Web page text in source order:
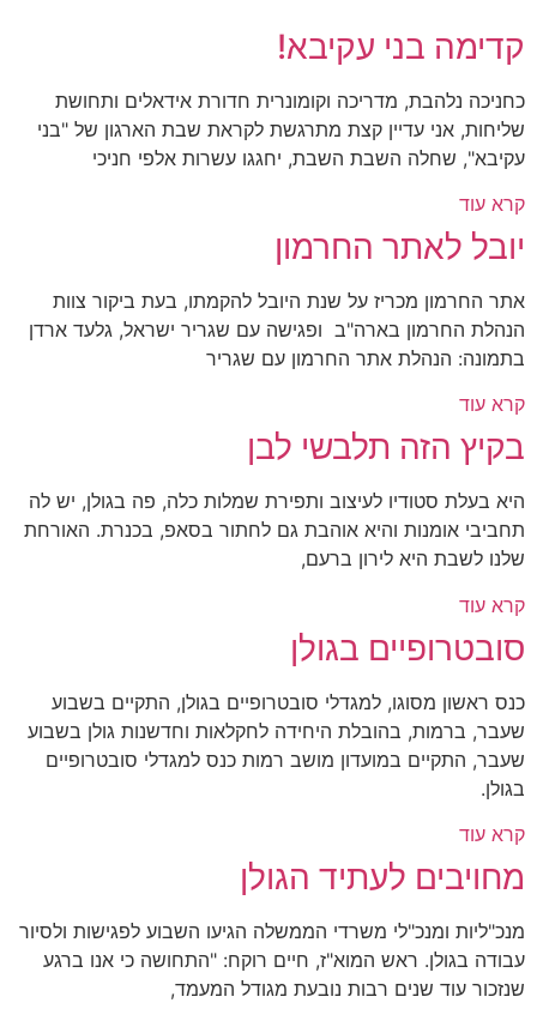
קדימה בני עקיבא!
כחניכה נלהבת, מדריכה וקומונרית חדורת אידאלים ותחושת
שליחות, אני עדיין קצת מתרגשת לקראת שבת הארגון של "בני
עקיבא", שחלה השבת השבת, יחגגו עשרות אלפי חניכי
קרא עוד
יובל לאתר החרמון
אתר החרמון מכריז על שנת היובל להקמתו, בעת ביקור צוות
הנהלת החרמון בארה"ב ופגישה עם שגריר ישראל, גלעד ארדן
בתמונה: הנהלת אתר החרמון עם שגריר
קרא עוד
בקיץ הזה תלבשי לבן
היא בעלת סטודיו לעיצוב ותפירת שמלות כלה, פה בגולן, יש לה
תחביבי אומנות והיא אוהבת גם לחתור בסאפ, בכנרת. האורחת
שלנו לשבת היא לירון ברעם,
קרא עוד
סובטרופיים בגולן
כנס ראשון מסוגו, למגדלי סובטרופיים בגולן, התקיים בשבוע
שעבר, ברמות, בהובלת היחידה לחקלאות וחדשנות גולן בשבוע
שעבר, התקיים במועדון מושב רמות כנס למגדלי סובטרופיים
בגולן.
קרא עוד
מחויבים לעתיד הגולן
מנכ"ליות ומנכ"לי משרדי הממשלה הגיעו השבוע לפגישות ולסיור
עבודה בגולן. ראש המוא"ז, חיים רוקח: "התחושה כי אנו ברגע
שנזכור עוד שנים רבות נובעת מגודל המעמד,